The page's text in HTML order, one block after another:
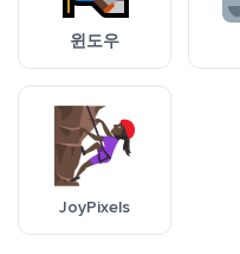
윈도우
JoyPixels